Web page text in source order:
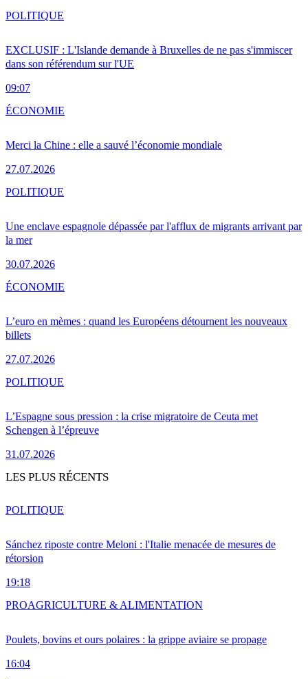
EXCLUSIF : L'Islande demande à Bruxelles de ne pas s'immiscer
dans son référendum sur l'UE
09:07
POLITIQUE
Merci la Chine : elle a sauvé l’économie mondiale
27.07.2026
ÉCONOMIE
Une enclave espagnole dépassée par l'afflux de migrants arrivant par
la mer
30.07.2026
POLITIQUE
L’euro en mèmes : quand les Européens détournent les nouveaux
billets
27.07.2026
ÉCONOMIE
L’Espagne sous pression : la crise migratoire de Ceuta met
Schengen à l’épreuve
31.07.2026
POLITIQUE
LES PLUS RÉCENTS
Sánchez riposte contre Meloni : l'Italie menacée de mesures de
rétorsion
19:18
POLITIQUE
Poulets, bovins et ours polaires : la grippe aviaire se propage
16:04
PROAGRICULTURE & ALIMENTATION